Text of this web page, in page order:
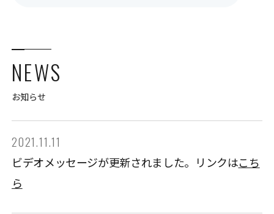
NEWS
お知らせ
2021.11.11
ビデオメッセージが更新されました。リンクはこち
ら